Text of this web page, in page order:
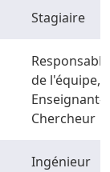
Stagiaire
Responsable
de l'équipe,
Enseignant-
Chercheur
Ingénieur